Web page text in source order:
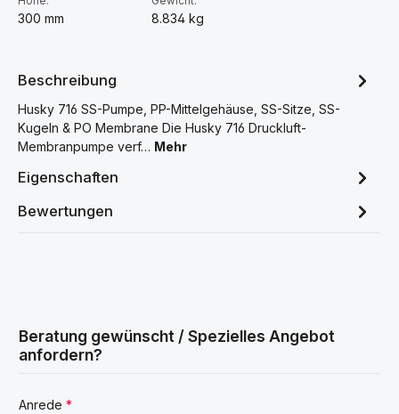
300 mm 8.834 kg
Beschreibung
Husky 716 SS-Pumpe, PP-Mittelgehäuse, SS-Sitze, SS-
Kugeln & PO Membrane Die Husky 716 Druckluft-
Membranpumpe verf… Mehr
Eigenschaften
Bewertungen
Beratung gewünscht / Spezielles Angebot
anfordern?
Anrede *